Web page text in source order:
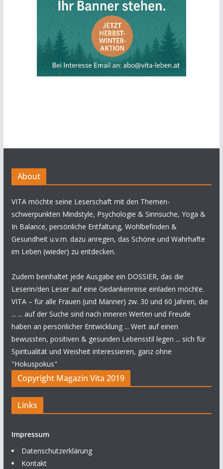
About
VITA möchte seine Leserschaft mit den Themen-
schwerpunkten Mindstyle, Psychologie & Sinnsuche, Yoga &
In Balance, persönliche Entfaltung, Wohlbefinden &
Gesundheit u.v.m. dazu anregen, das Schöne und Wahrhafte
im Leben (wieder) zu entdecken.
Zudem beinhaltet jede Ausgabe ein DOSSIER, das die
Leserin/den Leser auf eine Gedankenreise einladen möchte.
VITA – für alle Frauen (und Männer) zw. 30 und 60 Jahren, die
... ... auf der Suche sind nach inneren Werten und Freude
haben an persönlicher Entwicklung ... Wert auf einen
bewussten, positiven & gesunden Lebensstil legen ... sich für
Spiritualität und Weisheit interessieren, ganz ohne
"Hokuspokus"
Copyright Magazin Vita 2019
Links
Impressum
Datenschutzerklärung
Kontakt